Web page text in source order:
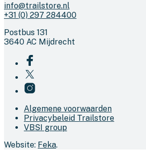
info@trailstore.nl
+31 (0) 297 284400
Postbus 131
3640 AC Mijdrecht
Algemene voorwaarden
Privacybeleid Trailstore
VBSI group
Website: Feka.